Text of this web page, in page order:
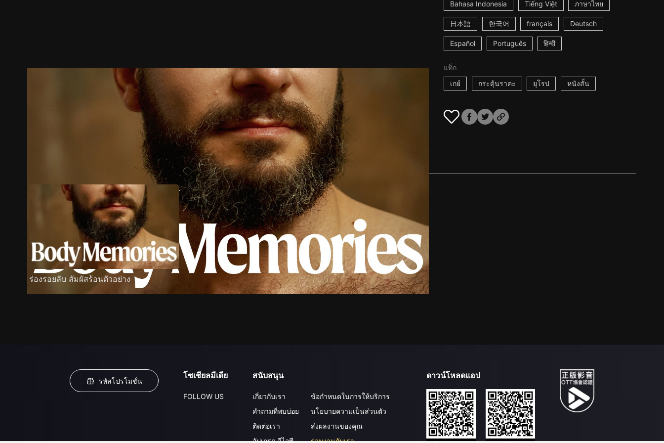
Bahasa Indonesia Tiếng Việt ภาษาไทย
日本語 한국어 français Deutsch
Español Português हिन्दी
แท็ก
เกย์
กระตุ้นราคะ ยุโรป หนังสั้น
เนื้อหาที่แนะนำ รายละเอียด
ร่องรอยลับ สัมผัสร้อนตัวอย่าง
รหัสโปรโมชั่น
โซเชียลมีเดีย
FOLLOW US
สนับสนุน
เกี่ยวกับเรา
คำถามที่พบบ่อย
ติดต่อเรา
อัปเกรด วีไอพี
ข้อกำหนดในการให้บริการ
นโยบายความเป็นส่วนตัว
ส่งผลงานของคุณ
ร่วมงานกับเรา
ดาวน์โหลดแอป